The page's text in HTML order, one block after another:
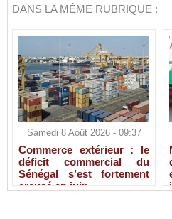
DANS LA MÊME RUBRIQUE :
Samedi 8 Août 2026 - 09:37
Commerce extérieur : le
déficit commercial du
Sénégal s’est fortement
creusé en juin